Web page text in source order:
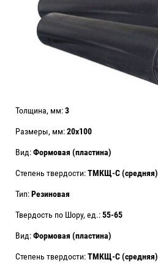
Толщина, мм:3
Размеры, мм:20х100
Вид:Формовая (пластина)
Степень твердости:ТМКЩ-С (средняя)
Тип:Резиновая
Твердость по Шору, ед.:55-65
Вид:Формовая (пластина)
Степень твердости:ТМКЩ-С (средняя)